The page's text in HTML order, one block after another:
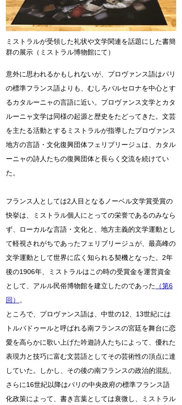
ミストラルが受領した礼状や文学関連を話題にした書簡
群の展示（ミストラル博物館にて）
意外に思われるかもしれないが、プロヴァンス語はパリ
の標準フランス語よりも、むしろバルセロナを中心とす
るカタルーニャの言語に近い。プロヴァンス文学とカタ
ルーニャ文学は同様の起源と歴史をたどってきた。文芸
を主たる活動とするミストラルが指導したプロヴァンス
地方の言語・文化復興団体フェリブリージュは、カタル
ーニャの詩人たちの復興団体と長らく交流を続けてい
た。
フランス人としては2人目となるノーベル文学賞受賞の
快挙は、ミストラル個人にとっての栄誉であるのみなら
ず、ローカルな言語・文化と、地方主義的文学運動とし
て軽視されがちであったフェリブリージュが、最高峰の
文学運動として世界に広く知られる契機となった。2年
後の1906年、ミストラルはこの時の受賞金を運営資金
として、アルル民俗博物館を建立したのであった （第6
回） 。
ところで、プロヴァンス語は、中世の12、13世紀には
トルバドゥールと呼ばれる南フランスの宮廷を舞台に恋
愛を高らかに歌い上げた吟遊詩人たちによって、優れた
表現力と技巧に富む文芸語としてその芸術性の頂点に達
していた。しかし、その後の南フランスの政治的混乱、
さらに16世紀以降はパリの中央政府の標準フランス語
化政策によって、書き言葉としては衰微し、ミストラル